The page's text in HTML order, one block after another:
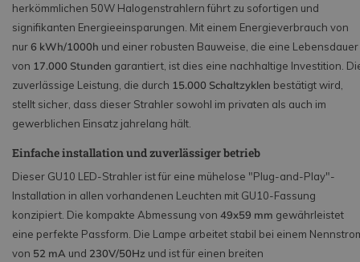
herkömmlichen 50W Halogenstrahlern führt zu sofortigen und
signifikanten Energieeinsparungen. Mit einem Energieverbrauch von
nur6 kWh/1000h und einer robusten Bauweise, die eine Lebensdauer
von 17.000 Stunden garantiert, ist dies eine nachhaltige Investition.
zuverlässige Leistung, die durch 15.000 Schaltzyklen bestätigt wird,
stellt sicher, dass dieser Strahler sowohl im privaten als auch im
gewerblichen Einsatz jahrelang hält.
Einfache installation und zuverlässiger betrieb
Dieser GU10 LED-Strahler ist für eine mühelose "Plug-and-Play"-
Installation in allen vorhandenen Leuchten mit GU10-Fassung
konzipiert. Die kompakte Abmessung von 49x59 mm gewährleistet
eine perfekte Passform. Die Lampe arbeitet stabil bei einem
von 52 mA und 230V/50Hz und ist für einen breiten